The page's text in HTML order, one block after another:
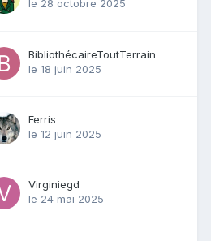
le 28 octobre 2025
BibliothécaireToutTerrain
le 18 juin 2025
Ferris
le 12 juin 2025
Virginiegd
le 24 mai 2025